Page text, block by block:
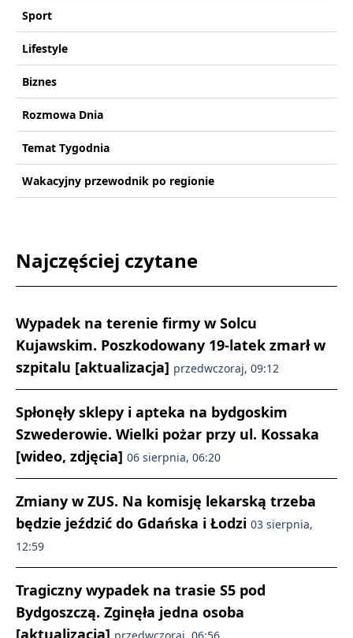
Sport
Lifestyle
Biznes
Rozmowa Dnia
Temat Tygodnia
Wakacyjny przewodnik po regionie
Najczęściej czytane
Wypadek na terenie firmy w Solcu
Kujawskim. Poszkodowany 19-latek zmarł w
szpitalu [aktualizacja] przedwczoraj, 09:12
Spłonęły sklepy i apteka na bydgoskim
Szwederowie. Wielki pożar przy ul. Kossaka
[wideo, zdjęcia] 06 sierpnia, 06:20
Zmiany w ZUS. Na komisję lekarską trzeba
będzie jeździć do Gdańska i Łodzi 03 sierpnia,
12:59
Tragiczny wypadek na trasie S5 pod
Bydgoszczą. Zginęła jedna osoba
[aktualizacja]